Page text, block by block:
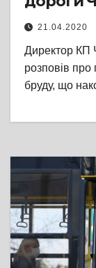
21.04.2020
Директор
розповів про
бруду, що